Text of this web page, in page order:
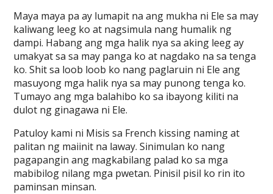
Maya maya pa ay lumapit na ang mukha ni Ele sa may
kaliwang leeg ko at nagsimula nang humalik ng
dampi. Habang ang mga halik nya sa aking leeg ay
umakyat sa sa may panga ko at nagdako na sa tenga
ko. Shit sa loob loob ko nang paglaruin ni Ele ang
masuyong mga halik nya sa may punong tenga ko.
Tumayo ang mga balahibo ko sa ibayong kiliti na
dulot ng ginagawa ni Ele.
Patuloy kami ni Misis sa French kissing naming at
palitan ng maiinit na laway. Sinimulan ko nang
pagapangin ang magkabilang palad ko sa mga
mabibilog nilang mga pwetan. Pinisil pisil ko rin ito
paminsan minsan.